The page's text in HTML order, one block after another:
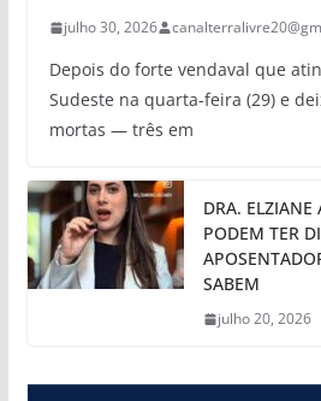
julho 30, 2026
Depois do forte vendaval que
Sudeste na quarta-feira (29) e
mortas — três em
DRA. ELZIANE
PODEM TER
SABEM
julho 20, 2026